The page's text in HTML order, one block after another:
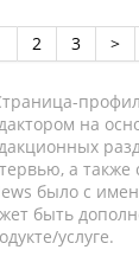
2 3 >
на
а также
было с
быть
услуге.